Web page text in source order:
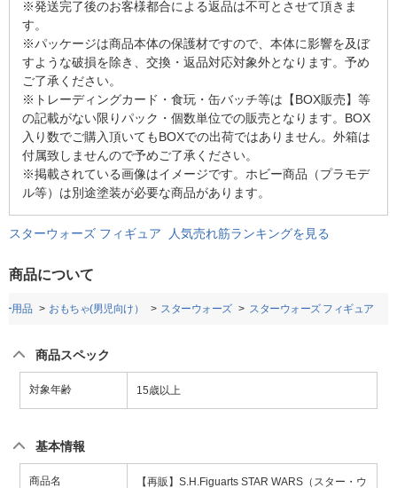
※発送完了後のお客様都合による返品は不可とさせて頂きま
す。
※パッケージは商品本体の保護材ですので、本体に影響を及ぼ
すような破損を除き、交換・返品対応対象外となります。予め
ご了承ください。
※トレーディングカード・食玩・缶バッチ等は【BOX販売】等
の記載がない限りパック・個数単位での販売となります。BOX
入り数でご購入頂いてもBOXでの出荷ではありません。外箱は
付属致しませんので予めご了承ください。
※掲載されている画像はイメージです。ホビー商品（プラモデ
ル等）は別途塗装が必要な商品があります。
スターウォーズ フィギュア 人気売れ筋ランキングを見る
商品について
用品 おもちゃ(男児向け） スターウォーズ スターウォーズ フィギュア
商品スペック
対象年齢 15歳以上
基本情報
商品名 【再販】S.H.Figuarts STAR WARS（スター・ウ